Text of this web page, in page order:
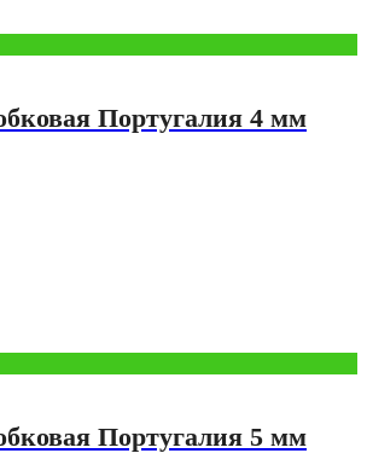
Португалия 4 мм
Португалия 5 мм